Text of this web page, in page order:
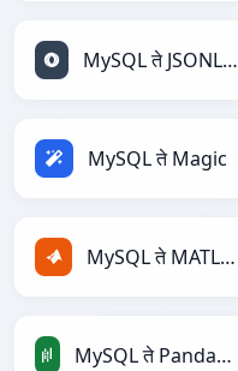
MySQL ते JSONLines
MySQL ते Magic
MySQL ते MATLAB
MySQL ते PandasDataFrame